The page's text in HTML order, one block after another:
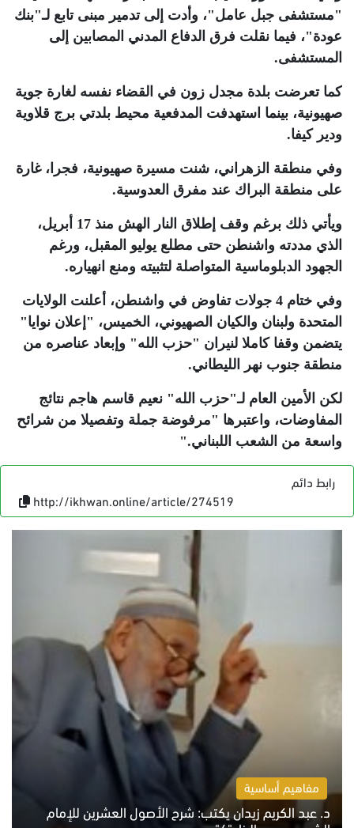
"مستشفى جبل عامل"، وأدت إلى تدمير مبنى تابع لـ"بنك
عودة"، فيما نقلت فرق الدفاع المدني المصابين إلى
المستشفى.
كما تعرضت بلدة مجدل زون في القضاء نفسه لغارة جوية
صهيونية، بينما استهدفت المدفعية محيط بلدتي برج قلاوية
ودير كيفا.
وفي منطقة الزهراني، شنت مسيرة صهيونية، فجرا، غارة
على منطقة البراك عند مفرق العدوسية.
ويأتي ذلك برغم وقف إطلاق النار الهش منذ 17 أبريل،
الذي مددته واشنطن حتى مطلع يوليو المقبل، ورغم
الجهود الدبلوماسية المتواصلة لتثبيته ومنع انهياره.
وفي ختام 4 جولات تفاوض في واشنطن، أعلنت الولايات
المتحدة ولبنان والكيان الصهيوني، الخميس، "إعلان نوايا"
يتضمن وقفا كاملا لنيران "حزب الله" وإبعاد عناصره من
منطقة جنوب نهر الليطاني.
لكن الأمين العام لـ"حزب الله" نعيم قاسم هاجم نتائج
المفاوضات، واعتبرها "مرفوضة جملة وتفصيلا من شرائح
واسعة من الشعب اللبناني".
رابط دائم
http://ikhwan.online/article/274519
مفاهيم أساسية
د. عبد الكريم زيدان يكتب: شرح الأصول العشرين للإمام